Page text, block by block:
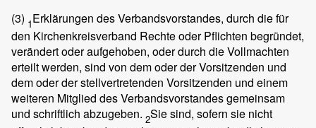
(3) 1Erklärungen des Verbandsvorstandes, durch die für
den Kirchenkreisverband Rechte oder Pflichten begründet,
verändert oder aufgehoben, oder durch die Vollmachten
erteilt werden, sind von dem oder der Vorsitzenden und
dem oder der stellvertretenden Vorsitzenden und einem
weiteren Mitglied des Verbandsvorstandes gemeinsam
und schriftlich abzugeben. 2Sie sind, sofern sie nicht